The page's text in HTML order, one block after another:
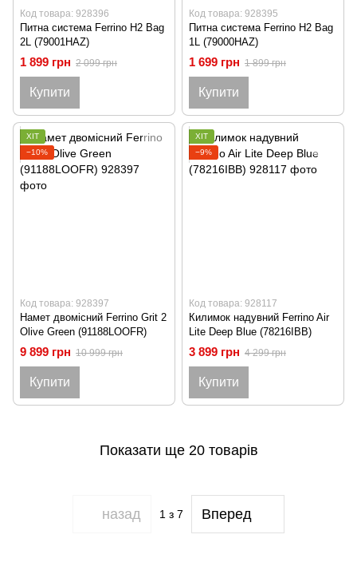
Код товара: 928396
Питна система Ferrino H2 Bag
2L (79001HAZ)
1 899 грн 2 099 грн
Купити
Код товара: 928395
Питна система Ferrino H2 Bag
1L (79000HAZ)
1 699 грн 1 899 грн
Купити
ХІТ
−10%
Код товара: 928397
Намет двомісний Ferrino Grit 2
Olive Green (91188LOOFR)
9 899 грн 10 999 грн
Купити
ХІТ
−9%
Код товара: 928117
Килимок надувний Ferrino Air
Lite Deep Blue (78216IBB)
3 899 грн 4 299 грн
Купити
Показати ще 20 товарів
назад 1 з 7 Вперед